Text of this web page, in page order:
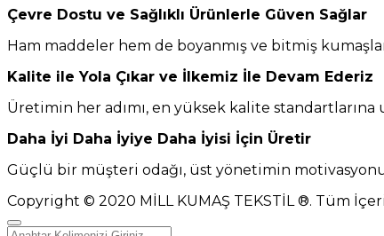
Çevre Dostu ve Sağlıklı Ürünlerle Güven Sağlar
Ham maddeler hem de boyanmış ve bitmiş
Kalite ile Yola Çıkar ve İlkemiz İle Devam Ederiz
Üretimin her adımı, en yüksek kalite
Daha İyi Daha İyiye Daha İyisi İçin Üretir
Güçlü bir müşteri odağı, üst yönetimin
Copyright © 2020 MİLL KUMAŞ TEKSTİL ®. Tüm